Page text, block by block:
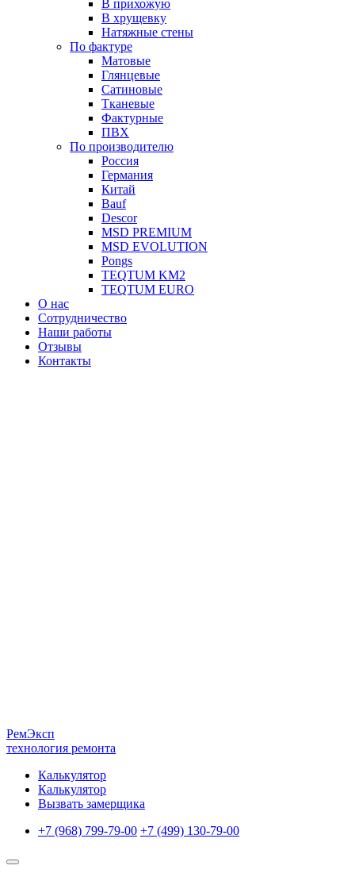
В прихожую
В хрущевку
Натяжные стены
По фактуре
Матовые
Глянцевые
Сатиновые
Тканевые
Фактурные
ПВХ
По производителю
Россия
Германия
Китай
Вauf
Descor
MSD PREMIUM
MSD EVOLUTION
Pongs
TEQTUM KM2
TEQTUM EURO
О нас
Сотрудничество
Наши работы
Отзывы
Контакты
РемЭксп
технология ремонта
Калькулятор
Калькулятор
Вызвать замерщика
+7 (968) 799-79-00 +7 (499) 130-79-00